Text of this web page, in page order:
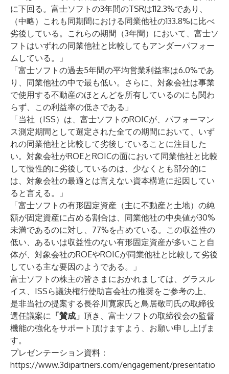
に下回る。富士ソフトの3年間のTSRは112.3%であり、
（中略）これも同期間における同業他社の133.8%に比べ
劣後している。これらの期間（3年間）において、富士ソ
フトはいずれの同業他社と比較してもアンダーパフォー
ムしている。」
「富士ソフトの過去5年間の平均営業利益率は6.0%であ
り、同業他社の中で最も低い。さらに、対象会社は事業
で使用する不動産のほとんどを所有しているのにも関わ
らず、この利益率の低さである」
「当社（ISS）は、富士ソフトのROICが、パフォーマン
ス測定期間として選定された全ての期間において、いず
れの同業他社と比較して劣後していることに注目した
い。対象会社がROEとROICの面において同業他社と比較
して慢性的に劣後しているのは、少なくとも部分的に
は、対象会社の最適とは言えない資本構造に起因してい
ると言える。」
「富士ソフトの有形固定資産（主に不動産と土地）の純
額が固定資産に占める割合は、同業他社の中央値が30%
未満であるのに対し、77%を占めている。この収益性の
低い、あるいは収益性のない有形固定資産が多いこと自
体が、対象会社のROEやROICが同業他社と比較して劣後
している主な要因のようである。」
富士ソフトの株主の皆さまにおかれましては、グラスル
イス、ISSら議決権行使助言会社の推奨をご参考の上、
是非当社の提案する長谷川寛家氏と鳥居敬司氏の取締役
選任議案に 「賛成」 頂き、富士ソフトの取締役会の監督
機能の強化をサポート頂けますよう、お願い申し上げま
す。
プレゼンテーション資料：
https://www.3dipartners.com/engagement/presentatio